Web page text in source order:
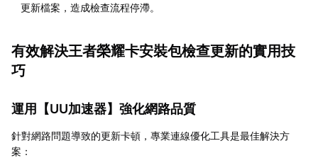
更新檔案，造成檢查流程停滯。
有效解決王者榮耀卡安裝包檢查更新的實用技
巧
運用【UU加速器】強化網路品質
針對網路問題導致的更新卡頓，專業連線優化工具是最佳解決方
案：